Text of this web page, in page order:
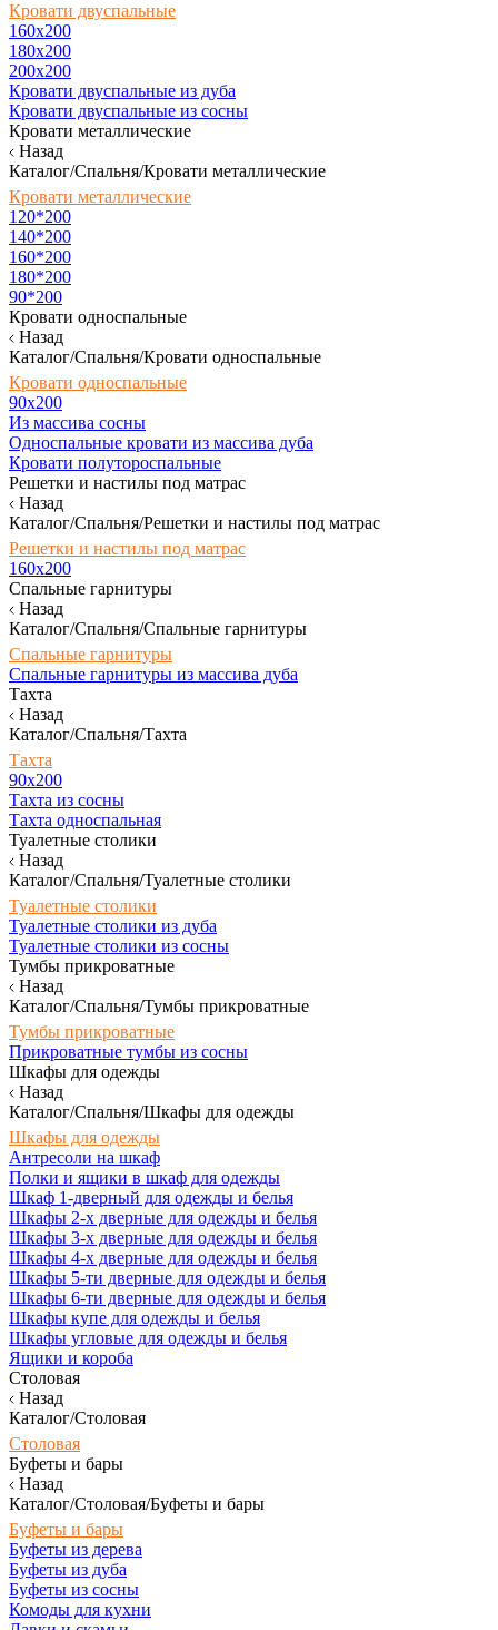
Кровати двуспальные
160х200
180x200
200x200
Кровати двуспальные из дуба
Кровати двуспальные из сосны
Кровати металлические
Назад
Каталог/Спальня/Кровати металлические
Кровати металлические
120*200
140*200
160*200
180*200
90*200
Кровати односпальные
Назад
Каталог/Спальня/Кровати односпальные
Кровати односпальные
90х200
Из массива сосны
Односпальные кровати из массива дуба
Кровати полутороспальные
Решетки и настилы под матрас
Назад
Каталог/Спальня/Решетки и настилы под матрас
Решетки и настилы под матрас
160х200
Спальные гарнитуры
Назад
Каталог/Спальня/Спальные гарнитуры
Спальные гарнитуры
Спальные гарнитуры из массива дуба
Тахта
Назад
Каталог/Спальня/Тахта
Тахта
90х200
Тахта из сосны
Тахта односпальная
Туалетные столики
Назад
Каталог/Спальня/Туалетные столики
Туалетные столики
Туалетные столики из дуба
Туалетные столики из сосны
Тумбы прикроватные
Назад
Каталог/Спальня/Тумбы прикроватные
Тумбы прикроватные
Прикроватные тумбы из сосны
Шкафы для одежды
Назад
Каталог/Спальня/Шкафы для одежды
Шкафы для одежды
Антресоли на шкаф
Полки и ящики в шкаф для одежды
Шкаф 1-дверный для одежды и белья
Шкафы 2-х дверные для одежды и белья
Шкафы 3-х дверные для одежды и белья
Шкафы 4-х дверные для одежды и белья
Шкафы 5-ти дверные для одежды и белья
Шкафы 6-ти дверные для одежды и белья
Шкафы купе для одежды и белья
Шкафы угловые для одежды и белья
Ящики и короба
Столовая
Назад
Каталог/Столовая
Столовая
Буфеты и бары
Назад
Каталог/Столовая/Буфеты и бары
Буфеты и бары
Буфеты из дерева
Буфеты из дуба
Буфеты из сосны
Комоды для кухни